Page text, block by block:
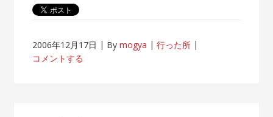
2006年12月17日 Bymogya
行った所
コメントする